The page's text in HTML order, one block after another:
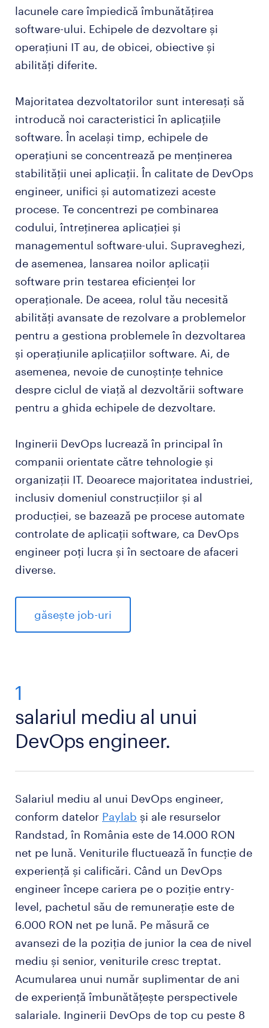
lacunele care împiedică îmbunătățirea
software-ului. Echipele de dezvoltare și
operațiuni IT au, de obicei, obiective și
abilități diferite.
Majoritatea dezvoltatorilor sunt interesați să
introducă noi caracteristici în aplicațiile
software. În același timp, echipele de
operațiuni se concentrează pe menținerea
stabilității unei aplicații. În calitate de DevOps
engineer, unifici și automatizezi aceste
procese. Te concentrezi pe combinarea
codului, întreținerea aplicației și
managementul software-ului. Supraveghezi,
de asemenea, lansarea noilor aplicații
software prin testarea eficienței lor
operaționale. De aceea, rolul tău necesită
abilități avansate de rezolvare a problemelor
pentru a gestiona problemele în dezvoltarea
și operațiunile aplicațiilor software. Ai, de
asemenea, nevoie de cunoștințe tehnice
despre ciclul de viață al dezvoltării software
pentru a ghida echipele de dezvoltare.
Inginerii DevOps lucrează în principal în
companii orientate către tehnologie și
organizații IT. Deoarece majoritatea industriei,
inclusiv domeniul construcțiilor și al
producției, se bazează pe procese automate
controlate de aplicații software, ca DevOps
engineer poți lucra și în sectoare de afaceri
diverse.
găsește job-uri
1
salariul mediu al unui
DevOps engineer.
Salariul mediu al unui DevOps engineer,
conform datelor Paylab și ale resurselor
Randstad, în România este de 14.000 RON
net pe lună. Veniturile fluctuează în funcție de
experiență și calificări. Când un DevOps
engineer începe cariera pe o poziție entry-
level, pachetul său de remunerație este de
6.000 RON net pe lună. Pe măsură ce
avansezi de la poziția de junior la cea de nivel
mediu și senior, veniturile cresc treptat.
Acumularea unui număr suplimentar de ani
de experiență îmbunătățește perspectivele
salariale. Inginerii DevOps de top cu peste 8